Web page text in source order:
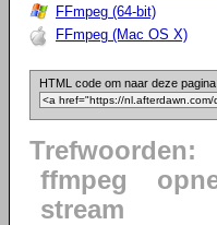
FFmpeg (64-bit)
FFmpeg (Mac OS X)
HTML code om naar deze
Trefwoorden:
ffmpeg
stream